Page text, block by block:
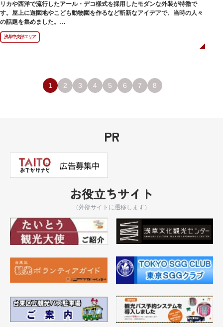
リカや西洋で流行したアール・デコ様式を採用したモダンな外装が特徴で
す。屋上に遊園地やこども動物園を作るなど斬新なアイデアで、当時の人々
の話題を集めました。
現在は、B1階から地上3階までが松屋浅草の売り場。2012年のリニューアル
で建設当時のシンボル・大時計も復活し、昭和の面影を残す百貨店は今でも
人々に親しまれています。地上1階は 浅草らしい下町銘菓をはじめ、全国か
浅草中央部エリア
1 2 3 4 5 6 7 8
PR
お役立ちサイト
（外部サイトに遷移します）